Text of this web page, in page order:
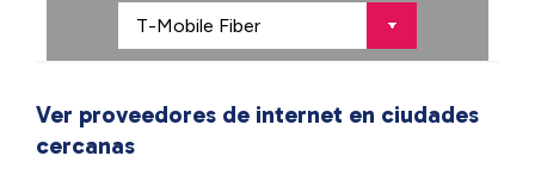
Ver proveedores de internet en ciudades
cercanas